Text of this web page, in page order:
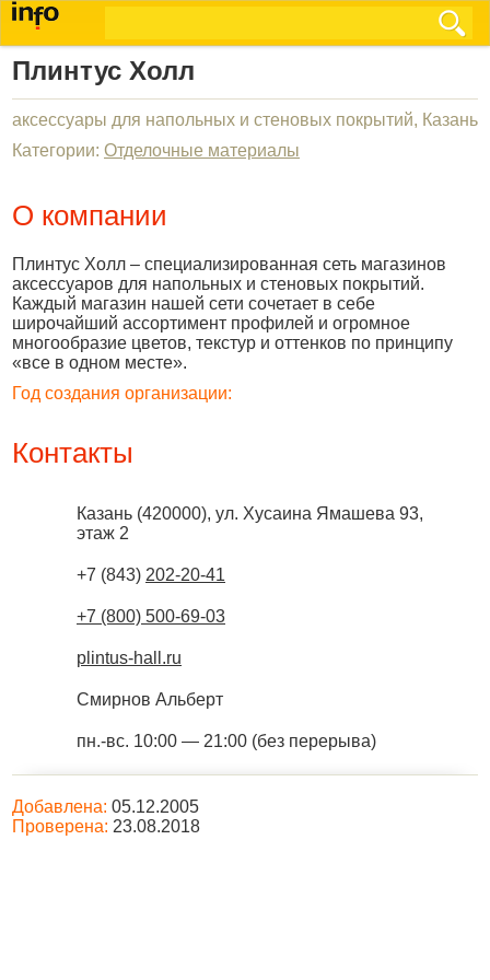
Плинтус Холл
аксессуары для напольных и стеновых покрытий, Казань
Категории: Отделочные материалы
О компании
Плинтус Холл – специализированная сеть магазинов
аксессуаров для напольных и стеновых покрытий.
Каждый магазин нашей сети сочетает в себе
широчайший ассортимент профилей и огромное
многообразие цветов, текстур и оттенков по принципу
«все в одном месте».
Год создания организации:
Контакты
Казань (420000), ул. Хусаина Ямашева 93,
этаж 2
+7 (843) 202-20-41
+7 (800) 500-69-03
plintus-hall.ru
Смирнов Альберт
пн.-вс. 10:00 — 21:00 (без перерыва)
Добавлена: 05.12.2005
Проверена: 23.08.2018